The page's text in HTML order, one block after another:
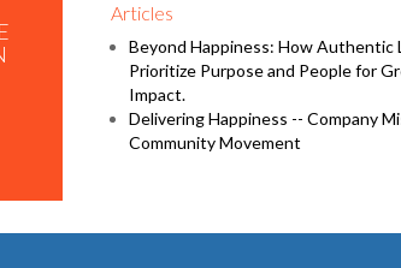
Articles
Beyond Happiness: How Authentic
Prioritize Purpose and People for
Impact.
Delivering Happiness -- Company
Community Movement